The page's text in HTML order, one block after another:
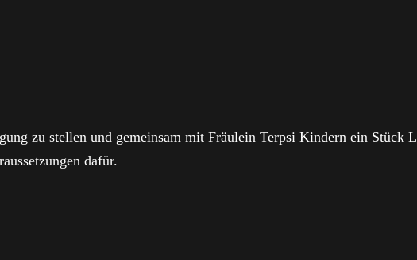
zu stellen und gemeinsam mit Fräulein Terpsi Kindern ein Stück
dafür.